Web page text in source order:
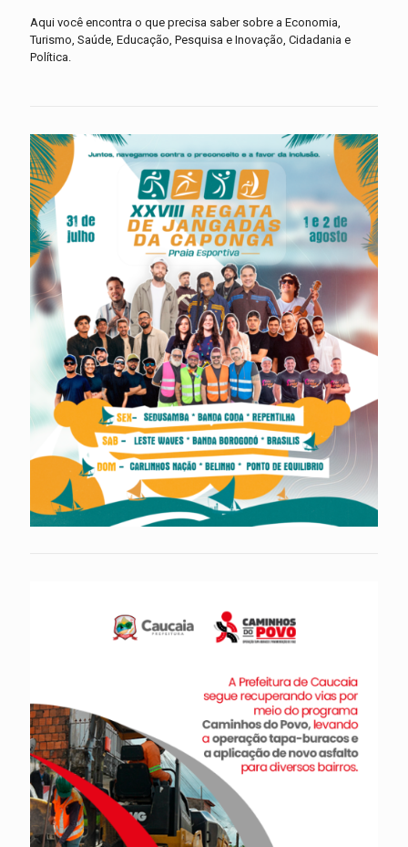
Aqui você encontra o que precisa saber sobre a Economia,
Turismo, Saúde, Educação, Pesquisa e Inovação, Cidadania e
Política.